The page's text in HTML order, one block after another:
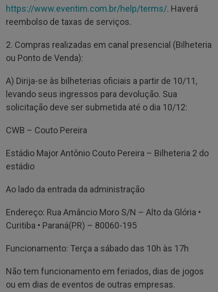
https://www.eventim.com.br/help/terms/. Haverá
reembolso de taxas de serviços.
2. Compras realizadas em canal presencial (Bilheteria
ou Ponto de Venda):
A) Dirija-se às bilheterias oficiais a partir de 10/11,
levando seus ingressos para devolução. Sua
solicitação deve ser submetida até o dia 10/12:
CWB – Couto Pereira
Estádio Major Antônio Couto Pereira – Bilheteria 2 do
estádio
Ao lado da entrada da administração
Endereço: Rua Amâncio Moro S/N – Alto da Glória •
Curitiba • Paraná(PR) – 80060-195
Funcionamento: Terça a sábado das 10h às 17h
Não tem funcionamento em feriados, dias de jogos
ou em dias de eventos de outras empresas.